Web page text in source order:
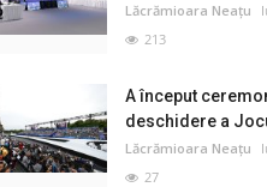
Lăcrămioara Neațu
213
A început
deschidere a
Lăcrămioara Neațu
27